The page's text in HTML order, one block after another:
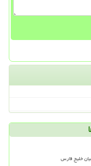
خلیج فارس